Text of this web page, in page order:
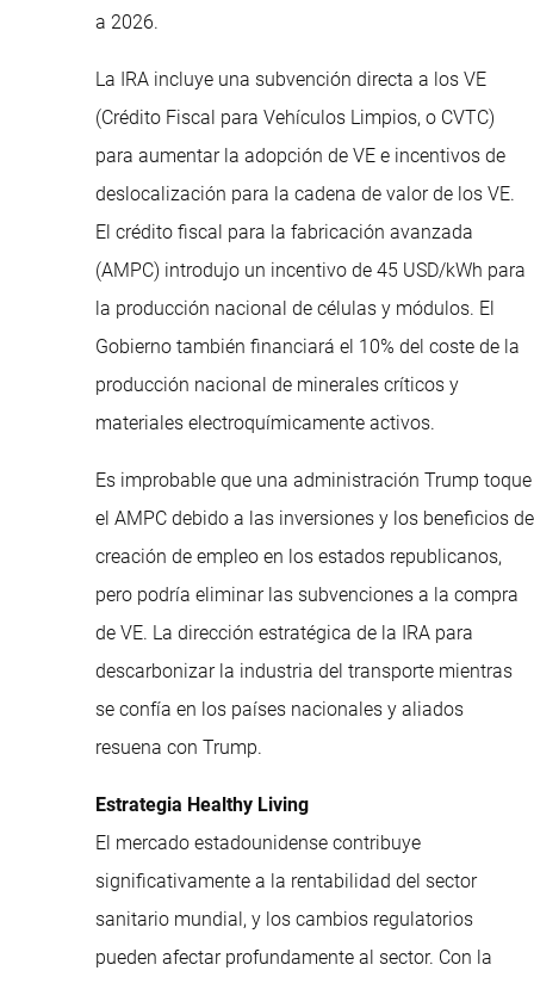
a 2026.
La IRA incluye una subvención directa a los VE
(Crédito Fiscal para Vehículos Limpios, o CVTC)
para aumentar la adopción de VE e incentivos de
deslocalización para la cadena de valor de los VE.
El crédito fiscal para la fabricación avanzada
(AMPC) introdujo un incentivo de 45 USD/kWh para
la producción nacional de células y módulos. El
Gobierno también financiará el 10% del coste de la
producción nacional de minerales críticos y
materiales electroquímicamente activos.
Es improbable que una administración Trump toque
el AMPC debido a las inversiones y los beneficios de
creación de empleo en los estados republicanos,
pero podría eliminar las subvenciones a la compra
de VE. La dirección estratégica de la IRA para
descarbonizar la industria del transporte mientras
se confía en los países nacionales y aliados
resuena con Trump.
Estrategia Healthy Living
El mercado estadounidense contribuye
significativamente a la rentabilidad del sector
sanitario mundial, y los cambios regulatorios
pueden afectar profundamente al sector. Con la